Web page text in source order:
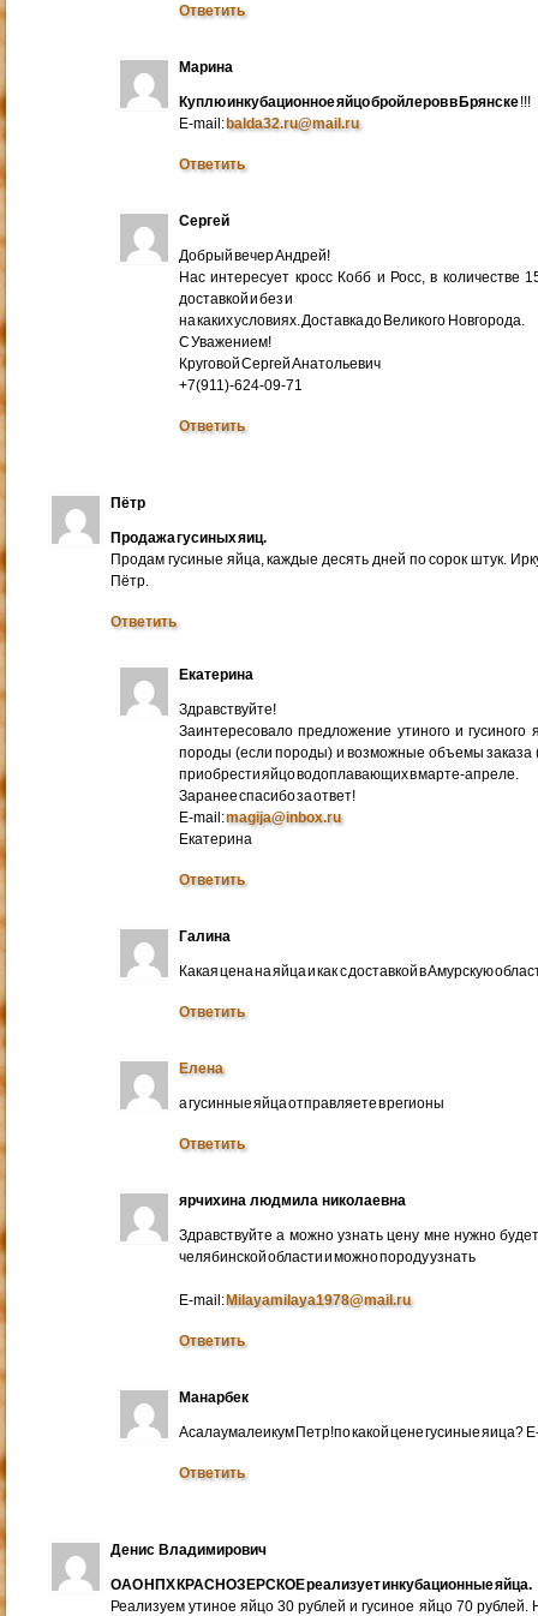
Ответить
Марина
Куплю инкубационное яйцо бройлеров в Брянске!!!
E-mail:balda32.ru@mail.ru
Ответить
Сергей
Добрый вечер Андрей!
Нас интересует кросс Кобб и Росс, в количестве
доставкой и без и
на каких условиях. Доставка до Великого Новгорода.
С Уважением!
Круговой Сергей Анатольевич
+7(911)-624-09-71
Ответить
Пётр
Продажа гусиных яиц.
Продам гусиные яйца, каждые десять дней по сорок штук.
Пётр.
Ответить
Екатерина
Здравствуйте!
Заинтересовало предложение утиного и
породы (если породы) и возможные объемы заказа
приобрести яйцо водоплавающих в марте-апреле.
Заранее спасибо за ответ!
E-mail:magija@inbox.ru
Екатерина
Ответить
Галина
Какая цена на яйца и как с доставкой в Амурскую
Ответить
Елена
а гусинные яйца отправляете в регионы
Ответить
ярчихина людмила николаевна
Здравствуйте а можно узнать цену мне нужно
челябинской области и можно породу узнать
E-mail:Milayamilaya1978@mail.ru
Ответить
Манарбек
Асалаумалеикум Петр!по какой цене гусиные яица?
Ответить
Денис Владимирович
ОАО НПХ КРАСНОЗЕРСКОЕ реализует инкубационные яйца.
Реализуем утиное яйцо 30 рублей и гусиное яйцо 70